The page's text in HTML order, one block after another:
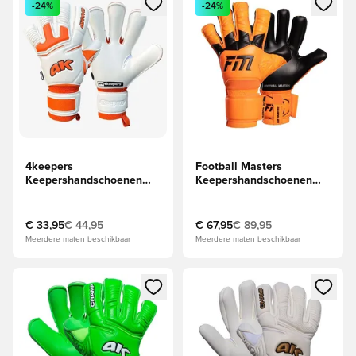
-24%
4keepers
Keepershandschoenen
€ 33,95€ 44,95
Meerdere maten beschikbaar
-24%
Football Masters
Keepershandschoenen
€ 67,95€ 89,95
Meerdere maten beschikbaar
Opent een venster om in te loggen of je aan te melden als
Opent een venster om in te